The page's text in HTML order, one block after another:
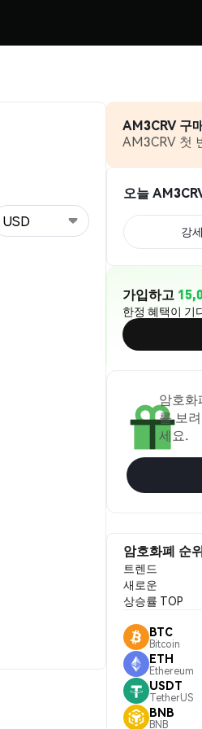
USD
AM3CRV 구
AM3CRV 첫
오늘
강세
가입하고
한정 혜택이 기
암호화
를 보
세요.
암호화폐 순
트렌드
새로운
상승률 TOP
BTC
Bitcoin
ETH
Ethereum
USDT
TetherUS
BNB
BNB